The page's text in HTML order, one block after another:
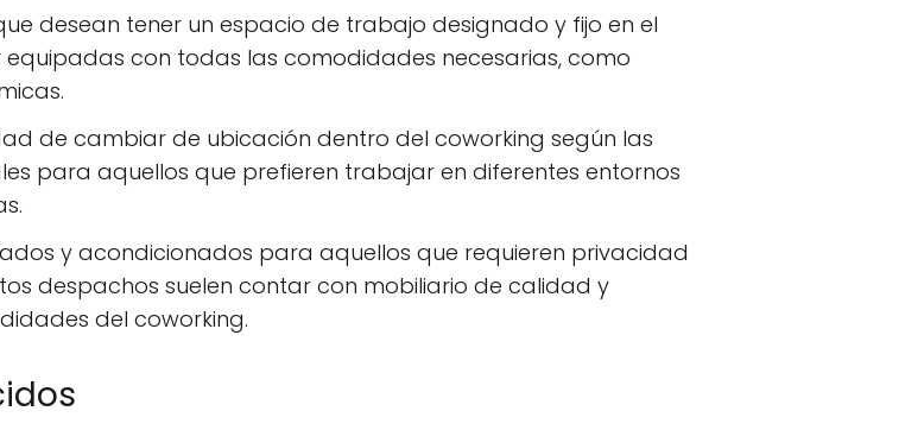
desean tener un espacio de trabajo designado y fijo en el
equipadas con todas las comodidades necesarias, como
de cambiar de ubicación dentro del coworking según las
para aquellos que prefieren trabajar en diferentes entornos
y acondicionados para aquellos que requieren privacidad
despachos suelen contar con mobiliario de calidad y
del coworking.